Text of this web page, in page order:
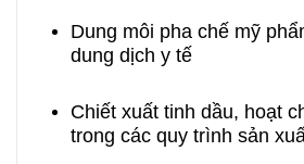
Dung môi pha chế mỹ
dung dịch y tế
Chiết xuất tinh dầu, hoạt
trong các quy trình sản